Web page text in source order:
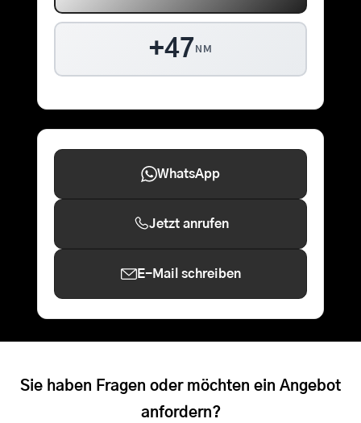
+47 NM
WhatsApp
Jetzt anrufen
E-Mail schreiben
Sie haben Fragen oder möchten ein Angebot
anfordern?